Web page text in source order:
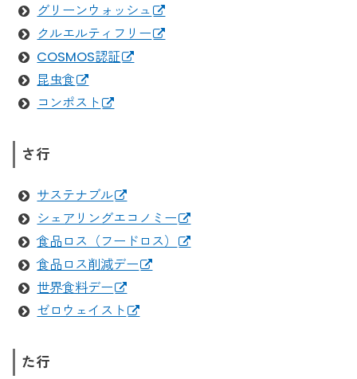
グリーンウォッシュ
クルエルティフリー
COSMOS認証
昆虫食
コンポスト
さ行
サステナブル
シェアリングエコノミー
食品ロス（フードロス）
食品ロス削減デー
世界食料デー
ゼロウェイスト
た行